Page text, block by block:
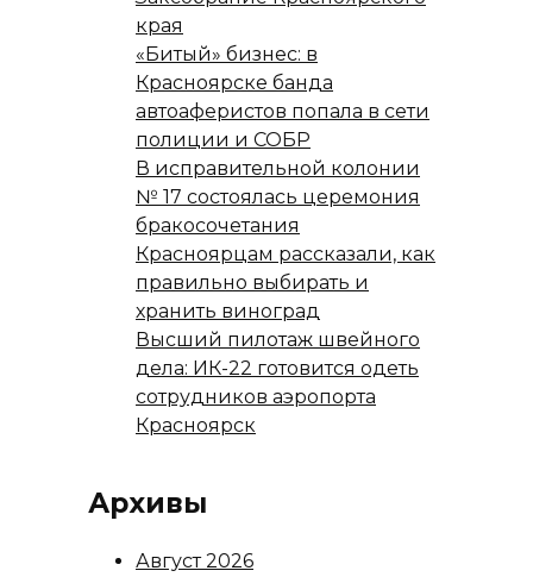
края
«Битый» бизнес: в
Красноярске банда
автоаферистов попала в сети
полиции и СОБР
В исправительной колонии
№ 17 состоялась церемония
бракосочетания
Красноярцам рассказали, как
правильно выбирать и
хранить виноград
Высший пилотаж швейного
дела: ИК-22 готовится одеть
сотрудников аэропорта
Красноярск
Архивы
Август 2026